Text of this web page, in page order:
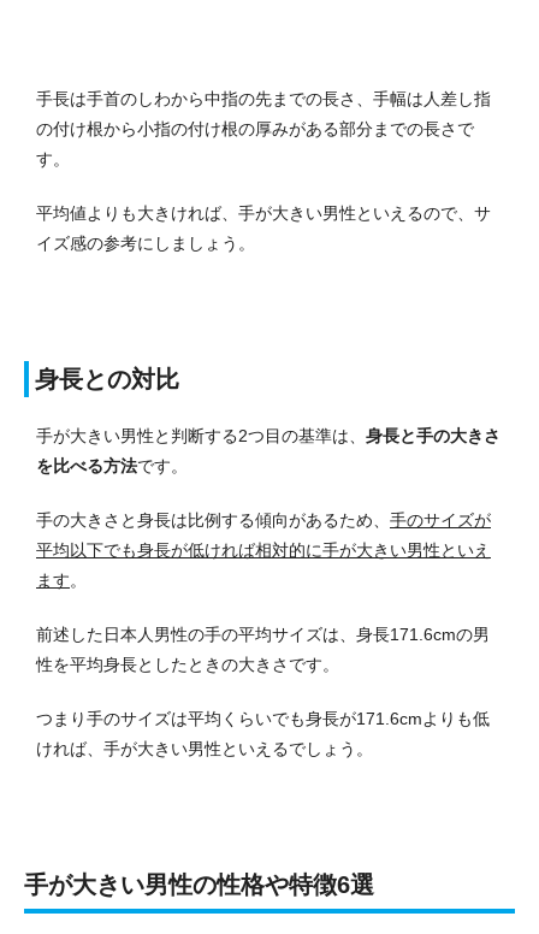
手長は手首のしわから中指の先までの長さ、手幅は人差し指
の付け根から小指の付け根の厚みがある部分までの長さで
す。
平均値よりも大きければ、手が大きい男性といえるので、サ
イズ感の参考にしましょう。
身長との対比
手が大きい男性と判断する2つ目の基準は、 身長と手の大きさ
を比べる方法です。
手の大きさと身長は比例する傾向があるため、 手のサイズが
平均以下でも身長が低ければ相対的に手が大きい男性といえ
ます。
前述した日本人男性の手の平均サイズは、身長171.6cmの男
性を平均身長としたときの大きさです。
つまり手のサイズは平均くらいでも身長が171.6cmよりも低
ければ、手が大きい男性といえるでしょう。
手が大きい男性の性格や特徴6選